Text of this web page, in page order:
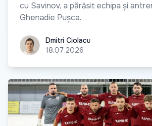
cu Savinov, a părăsit echipa și
Ghenadie Pușca.
Dmitri Ciolacu
Dmitri Ciolacu
18.07.2026